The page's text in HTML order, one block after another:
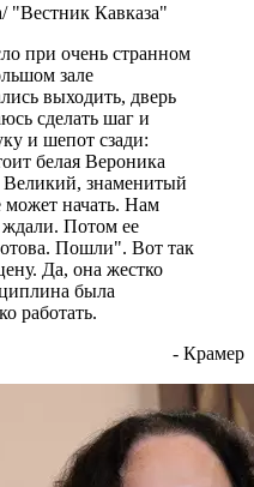
"Вестник Кавказа"
при очень странном
зале
выходить, дверь
сделать шаг и
и шепот сзади:
белая Вероника
Великий, знаменитый
может начать. Нам
Потом ее
Пошли". Вот так
Да, она жестко
была
работать.
- Крамер